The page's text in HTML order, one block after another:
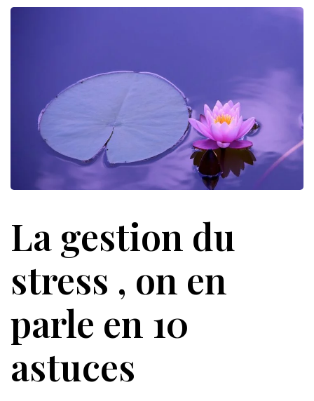
La gestion du
stress , on en
parle en 10
astuces